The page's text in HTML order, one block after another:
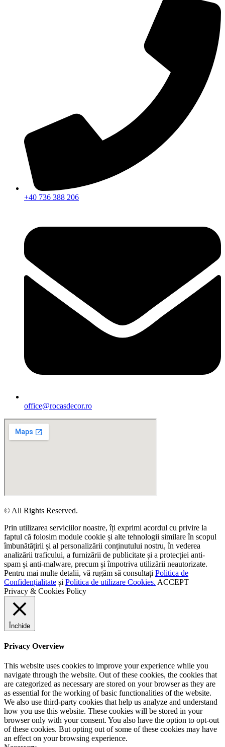
+40 736 388 206
office@rocasdecor.ro
© All Rights Reserved.
Prin utilizarea serviciilor noastre, îți exprimi acordul cu privire la
faptul că folosim module cookie și alte tehnologii similare în scopul
îmbunătățirii și al personalizării conținutului nostru, în vederea
analizării traficului, a furnizării de publicitate și a protecției anti-
spam și anti-malware, precum și împotriva utilizării neautorizate.
Pentru mai multe detalii, vă rugăm să consultați Politica de
Confidențialitate și Politica de utilizare Cookies. ACCEPT
Privacy & Cookies Policy
Închide
Privacy Overview
This website uses cookies to improve your experience while you
navigate through the website. Out of these cookies, the cookies that
are categorized as necessary are stored on your browser as they are
as essential for the working of basic functionalities of the website.
We also use third-party cookies that help us analyze and understand
how you use this website. These cookies will be stored in your
browser only with your consent. You also have the option to opt-out
of these cookies. But opting out of some of these cookies may have
an effect on your browsing experience.